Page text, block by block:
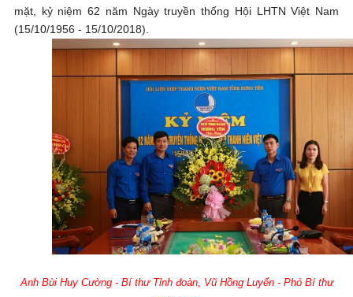
mặt, kỷ niệm 62 năm Ngày truyền thống Hội LHTN Việt Nam
(15/10/1956 - 15/10/2018).
Anh Bùi Huy Cường - Bí thư Tỉnh đoàn, Vũ Hồng Luyến - Phó Bí thư